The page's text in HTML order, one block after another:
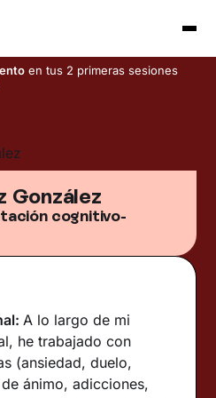
en tus 2 primeras sesiones
González
cognitivo-
A lo largo de mi
he trabajado con
(ansiedad, duelo,
ánimo, adicciones,